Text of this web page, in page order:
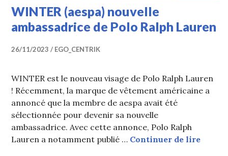
WINTER (aespa) nouvelle
ambassadrice de Polo Ralph Lauren
26/11/2023 EGO_CENTRIK
WINTER est le nouveau visage de Polo Ralph Lauren
! Récemment, la marque de vêtement américaine a
annoncé que la membre de aespa avait été
sélectionnée pour devenir sa nouvelle
ambassadrice. Avec cette annonce, Polo Ralph
Lauren a notamment publié … Continuer de lire